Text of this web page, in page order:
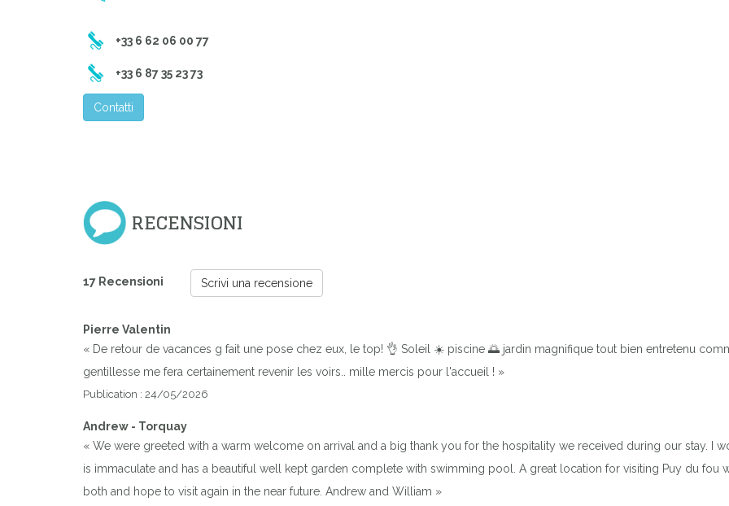
+33 6 62 06 00 77
+33 6 87 35 23 73
Contatti
RECENSIONI
17 Recensioni Scrivi una recensione
Pierre Valentin
« De retour de vacances g fait une pose chez eux, le top! 👌 Soleil ☀️ piscine 🌅 jardin magnifique tout bien entretenu
gentillesse me fera certainement revenir les voirs.. mille mercis pour l'accueil ! »
Publication : 24/05/2026
Andrew - Torquay
« We were greeted with a warm welcome on arrival and a big thank you for the hospitality we received during our stay. I
is immaculate and has a beautiful well kept garden complete with swimming pool. A great location for visiting Puy du fou
both and hope to visit again in the near future. Andrew and William »